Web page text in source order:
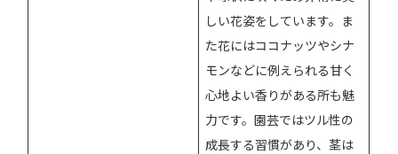
しい花姿をしています。ま
た花にはココナッツやシナ
モンなどに例えられる甘く
心地よい香りがある所も魅
力です。園芸ではツル性の
成長する習慣があり、茎は